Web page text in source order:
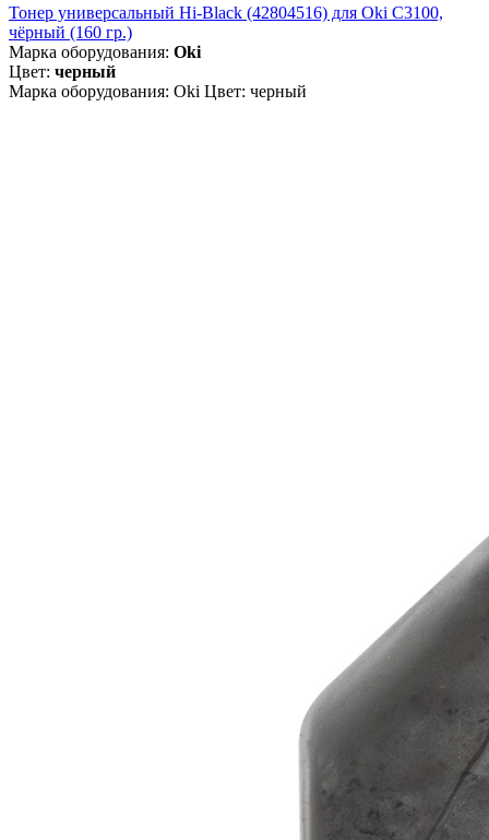
Тонер универсальный Hi-Black (42804516) для Oki С3100,
чёрный (160 гр.)
Марка оборудования: Oki
Цвет: черный
Марка оборудования: Oki Цвет: черный